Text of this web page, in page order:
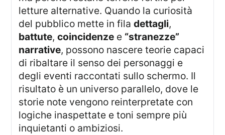
letture alternative. Quando la curiosità
del pubblico mette in filadettagli,
battute,coincidenze e “stranezze”
narrative, possono nascere teorie capaci
di ribaltare il senso dei personaggi e
degli eventi raccontati sullo schermo. Il
risultato è un universo parallelo, dove le
storie note vengono reinterpretate con
logiche inaspettate e toni sempre più
inquietanti o ambiziosi.